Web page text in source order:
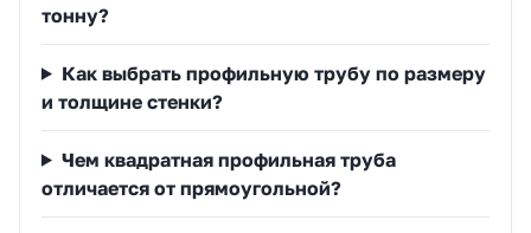
тонну?
Как выбрать профильную трубу по размеру
и толщине стенки?
Чем квадратная профильная труба
отличается от прямоугольной?